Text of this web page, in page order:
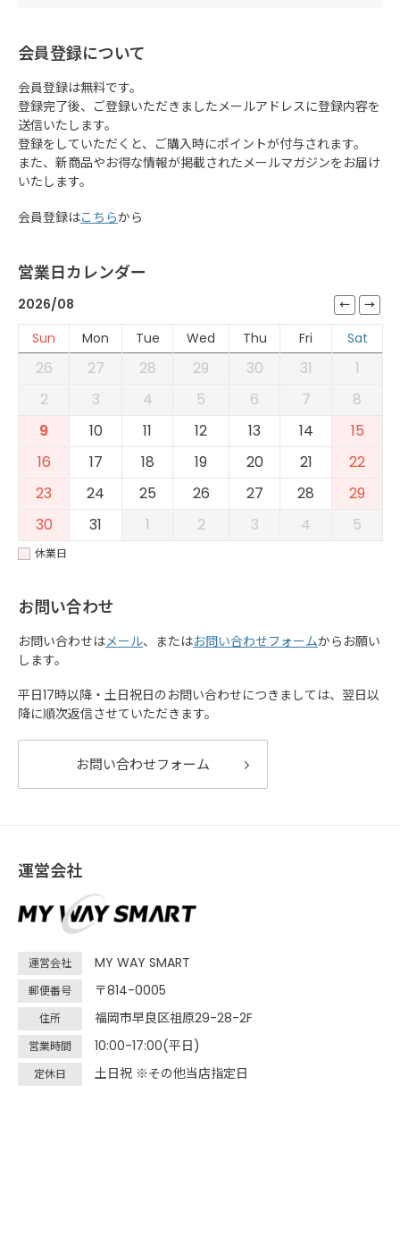
会員登録について
会員登録は無料です。
登録完了後、ご登録いただきましたメールアドレスに登録内容を
送信いたします。
登録をしていただくと、ご購入時にポイントが付与されます。
また、新商品やお得な情報が掲載されたメールマガジンをお届け
いたします。
会員登録はこちらから
営業日カレンダー
2026/08
Sun
Mon Tue Wed Thu Fri Sat
26 27 28 29 30 31
1
2
3 4 5 6 7
8
9
10 11 12 13 14
15
16
17 18 19 20 21
22
23
24 25 26 27 28
29
30
31 1 2 3 4 5
休業日
お問い合わせ
お問い合わせはメール、またはお問い合わせフォームからお願い
します。
平日17時以降・土日祝日のお問い合わせにつきましては、翌日以
降に順次返信させていただきます。
お問い合わせフォーム
運営会社
運営会社 MY WAY SMART
郵便番号 〒814-0005
住所 福岡市早良区祖原29-28-2F
営業時間 10:00-17:00(平日)
定休日 土日祝 ※その他当店指定日